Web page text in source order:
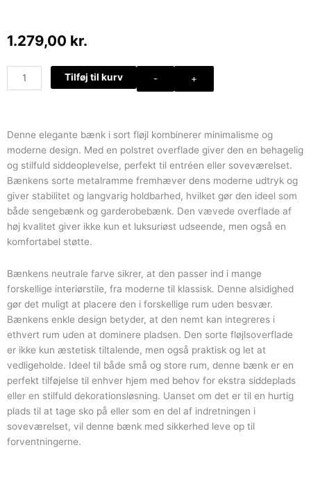
1.279,00 kr.
-
Bænk
i
med
metalstel
antal
+
Tilføj til kurv
Denne elegante bænk i sort fløjl kombinerer minimalisme og
moderne design. Med en polstret overflade giver den en behagelig
og stilfuld siddeoplevelse, perfekt til entréen eller soveværelset.
Bænkens sorte metalramme fremhæver dens moderne udtryk og
giver stabilitet og langvarig holdbarhed, hvilket gør den ideel som
både sengebænk og garderobebænk. Den vævede overflade af
høj kvalitet giver ikke kun et luksuriøst udseende, men også en
komfortabel støtte.
Bænkens neutrale farve sikrer, at den passer ind i mange
forskellige interiørstile, fra moderne til klassisk. Denne alsidighed
gør det muligt at placere den i forskellige rum uden besvær.
Bænkens enkle design betyder, at den nemt kan integreres i
ethvert rum uden at dominere pladsen. Den sorte fløjlsoverflade
er ikke kun æstetisk tiltalende, men også praktisk og let at
vedligeholde. Ideel til både små og store rum, denne bænk er en
perfekt tilføjelse til enhver hjem med behov for ekstra siddeplads
eller en stilfuld dekorationsløsning. Uanset om det er til en hurtig
plads til at tage sko på eller som en del af indretningen i
soveværelset, vil denne bænk med sikkerhed leve op til
forventningerne.